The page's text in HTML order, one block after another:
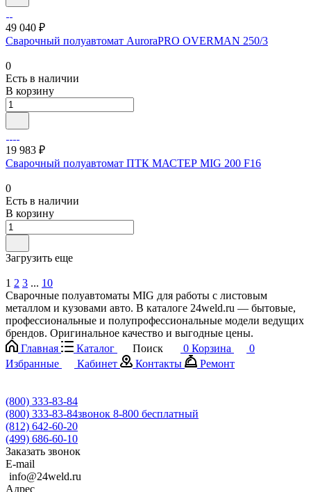
49 040 ₽
Cварочный полуавтомат AuroraPRO OVERMAN 250/3
0
Есть в наличии
В корзину
19 983 ₽
Сварочный полуавтомат ПТК МАСТЕР MIG 200 F16
0
Есть в наличии
В корзину
Загрузить еще
1 2 3 ... 10
Сварочные полуавтоматы MIG для работы с листовым
металлом и кузовами авто. В каталоге 24weld.ru — бытовые,
профессиональные и полупрофессиональные модели ведущих
брендов. Оригинальное качество и выгодные цены.
Главная
Каталог Поиск 0 Корзина
0
Избранные
Кабинет Контакты Ремонт
(800) 333-83-84
(800) 333-83-84звонок 8-800 бесплатный
(812) 642-60-20
(499) 686-60-10
Заказать звонок
E-mail
info@24weld.ru
Адрес